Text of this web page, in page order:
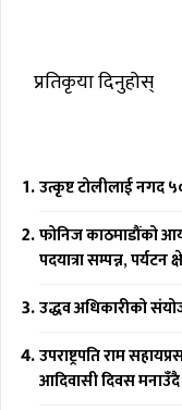
प्रतिकृया दिनुहोस्
उत्कृष्ट टोलीलाई नगद
फोनिज काठमाडौंको
पदयात्रा सम्पन्न, पर्यटन
उद्धव अधिकारीको
उपराष्ट्रपति राम
आदिवासी दिवस मनाउँदै